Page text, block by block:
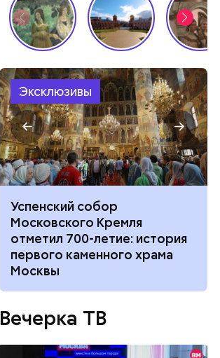
Эксклюзивы
Успенский собор
Московского Кремля
отметил 700-летие: история
первого каменного храма
Москвы
Вечерка ТВ